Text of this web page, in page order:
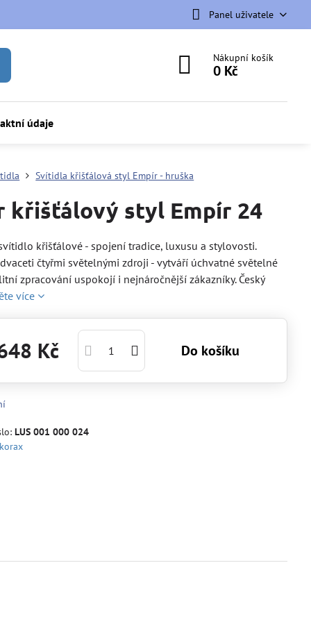
Panel uživatele
Nákupní košík
0 Kč
údaje
Svítidla křišťálová styl Empír - hruška
křišťálový styl Empír 24
křišťálové - spojení tradice, luxusu a stylovosti.
čtyřmi světelnými zdroji - vytváří úchvatné světelné
zpracování uspokojí i nejnáročnější zákazníky. Český
více
Kč Do košíku
LUS 001 000 024